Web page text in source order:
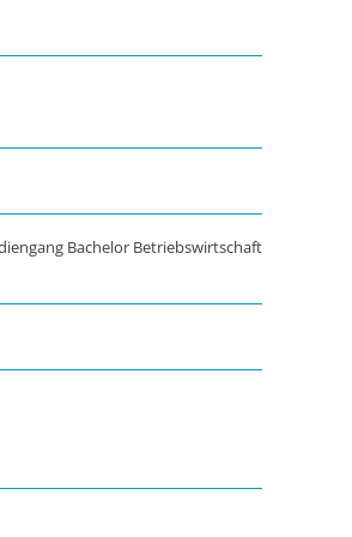
Bachelor Betriebswirtschaft